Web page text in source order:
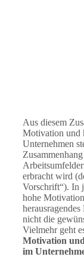
Aus diesem
Motivation und
Unternehmen
erbracht wird
Vorschrift“). In
hohe
nicht die
Vielmehr geht
Motivation
im